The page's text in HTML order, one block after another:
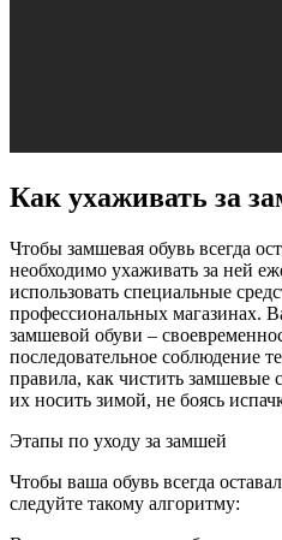
Как ухаживать за
Чтобы замшевая обувь всегда
необходимо ухаживать за ней
использовать специальные
профессиональных магазинах.
замшевой обуви –
последовательное соблюдение
правила, как чистить замшевые
их носить зимой, не боясь
Этапы по уходу за замшей
Чтобы ваша обувь всегда
следуйте такому алгоритму: